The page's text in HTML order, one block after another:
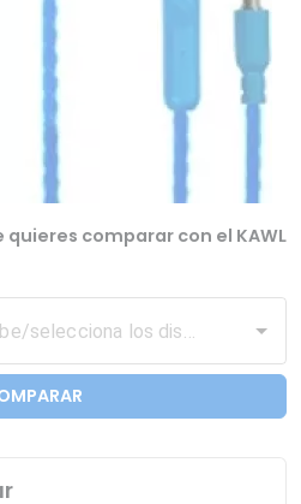
comparar con el KAWL